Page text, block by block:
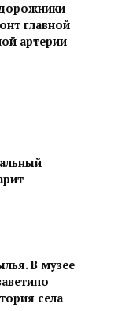
главной
артерии
В музее
села